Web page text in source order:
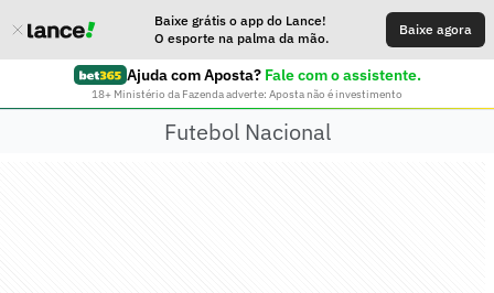
Baixe grátis o app do Lance!
O esporte na palma da mão.
Baixe agora
Ajuda com Aposta? Fale com o assistente.
18+ Ministério da Fazenda adverte: Aposta não é investimento
Futebol Nacional